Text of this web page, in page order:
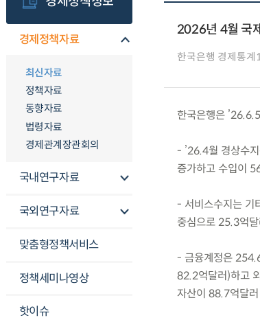
경제정책자료
최신자료
정책자료
동향자료
법령자료
경제관계장관회의
국내연구자료
국외연구자료
맞춤형정책서비스
정책세미나영상
핫이슈
2026년 4월 국
한국은행 경제통계
한국은행은
- ’26.4월 경상수
증가하고 수입이
- 서비스수지는 기
중심으로 25.3억
- 금융계정은
82.2억달러)하고
자산이 88.7억달